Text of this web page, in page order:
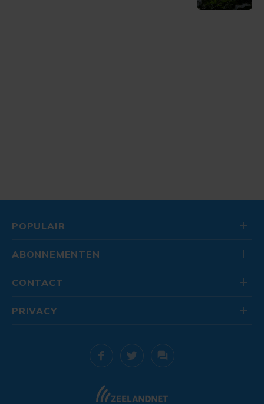
POPULAIR
ABONNEMENTEN
CONTACT
PRIVACY